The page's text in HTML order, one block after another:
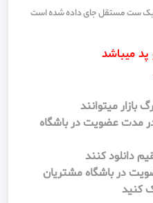
یک ست مستقل جای داده شده است
میباشد
میتوانند
مدت عضویت در باشگاه
دانلود کنند
در باشگاه مشتریان
کنید